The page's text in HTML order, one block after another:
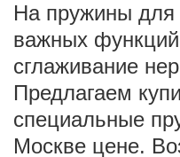
На пружины для
важных
сглаживание
Предлагаем
специальные
Москве цене.